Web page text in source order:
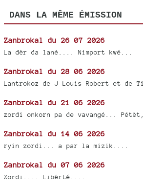
DANS LA MÊME ÉMISSION
Zanbrokal du 26 07 2026
La dèr da lané.... Nimport kwé...
Zanbrokal du 28 06 2026
Lantrokoz de J Louis Robert et de Ti
Zanbrokal du 21 06 2026
zordi onkorn pa de vavangé... Pétèt,
Zanbrokal du 14 06 2026
ryin zordi... a par la mizik....
Zanbrokal du 07 06 2026
Zordi.... Libérté....